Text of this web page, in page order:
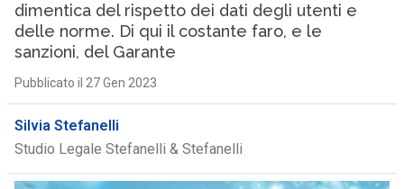
dimentica del rispetto dei dati degli utenti e
delle norme. Di qui il costante faro, e le
sanzioni, del Garante
Pubblicato il 27 Gen 2023
Silvia Stefanelli
Studio Legale Stefanelli & Stefanelli